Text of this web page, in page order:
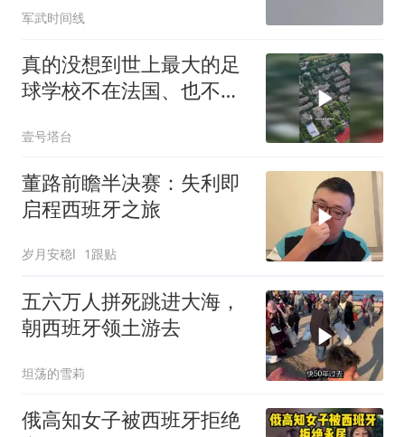
军武时间线
真的没想到世上最大的足
球学校不在法国、也不在
壹号塔台
董路前瞻半决赛：失利即
启程西班牙之旅
岁月安稳l 1跟贴
五六万人拼死跳进大海，
朝西班牙领土游去
坦荡的雪莉
俄高知女子被西班牙拒绝